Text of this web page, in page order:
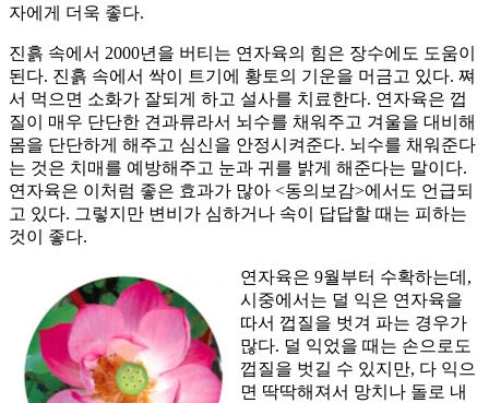
자에게 더욱 좋다.
진흙 속에서 2000년을 버티는 연자육의 힘은 장수에도 도움이
된다. 진흙 속에서 싹이 트기에 황토의 기운을 머금고 있다. 쪄
서 먹으면 소화가 잘되게 하고 설사를 치료한다. 연자육은 껍
질이 매우 단단한 견과류라서 뇌수를 채워주고 겨울을 대비해
몸을 단단하게 해주고 심신을 안정시켜준다. 뇌수를 채워준다
는 것은 치매를 예방해주고 눈과 귀를 밝게 해준다는 말이다.
연자육은 이처럼 좋은 효과가 많아 <동의보감>에서도 언급되
고 있다. 그렇지만 변비가 심하거나 속이 답답할 때는 피하는
것이 좋다.
연자육은 9월부터 수확하는데,
시중에서는 덜 익은 연자육을
따서 껍질을 벗겨 파는 경우가
많다. 덜 익었을 때는 손으로도
껍질을 벗길 수 있지만, 다 익으
면 딱딱해져서 망치나 돌로 내